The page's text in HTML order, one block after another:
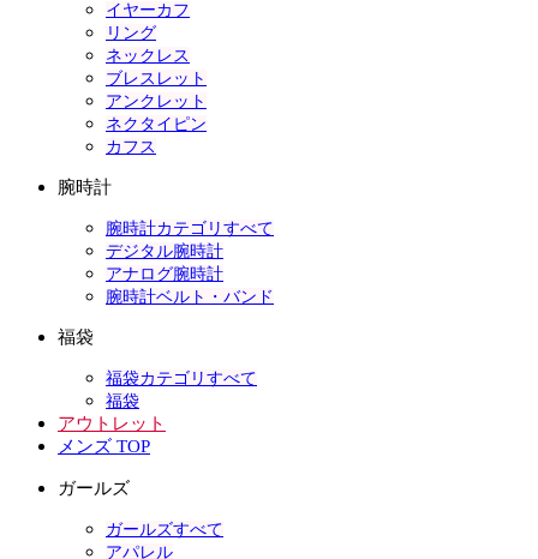
イヤーカフ
リング
ネックレス
ブレスレット
アンクレット
ネクタイピン
カフス
腕時計
腕時計カテゴリすべて
デジタル腕時計
アナログ腕時計
腕時計ベルト・バンド
福袋
福袋カテゴリすべて
福袋
アウトレット
メンズ TOP
ガールズ
ガールズすべて
アパレル